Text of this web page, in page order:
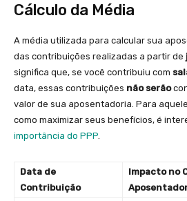
Cálculo da Média
A média utilizada para calcular sua
das contribuições realizadas a partir de
significa que, se você contribuiu com
data, essas contribuições não serão
valor de sua aposentadoria. Para
como maximizar seus benefícios, é
importância do PPP.
Data de
Contribuição
Impacto no